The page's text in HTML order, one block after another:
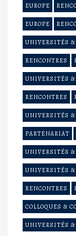
EUROPE
EUROPE
UNIVERSITÉS &
RENCONTRES
UNIVERSITÉS &
RENCONTRES
UNIVERSITÉS &
PARTENARIAT
UNIVERSITÉS &
UNIVERSITÉS &
RENCONTRES
COLLOQUES &
UNIVERSITÉS &